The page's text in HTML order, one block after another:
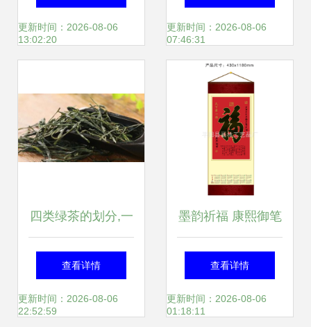
更新时间：2026-08-06
13:02:20
与自然馈赠
更新时间：2026-08-06
07:46:31
四类绿茶的划分,一
张图帮你理清
查看详情
更新时间：2026-08-06
22:52:59
墨韵祈福 康熙御笔
与羊年祥瑞的交织
美学
查看详情
更新时间：2026-08-06
01:18:11